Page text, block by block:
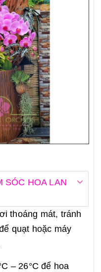
SÓC HOA LAN
thoáng mát, tránh
quạt hoặc máy
– 26°C để hoa